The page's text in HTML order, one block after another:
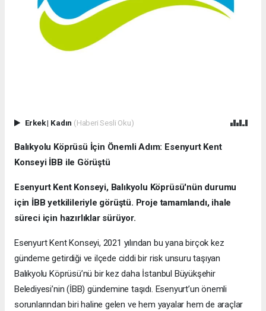
Erkek| Kadın (Haberi Sesli Oku)
Balıkyolu Köprüsü İçin Önemli Adım: Esenyurt Kent
Konseyi İBB ile Görüştü
Esenyurt Kent Konseyi, Balıkyolu Köprüsü'nün durumu
için İBB yetkilileriyle görüştü. Proje tamamlandı, ihale
süreci için hazırlıklar sürüyor.
Esenyurt Kent Konseyi, 2021 yılından bu yana birçok kez
gündeme getirdiği ve ilçede ciddi bir risk unsuru taşıyan
Balıkyolu Köprüsü’nü bir kez daha İstanbul Büyükşehir
Belediyesi’nin (İBB) gündemine taşıdı. Esenyurt’un önemli
sorunlarından biri haline gelen ve hem yayalar hem de araçlar